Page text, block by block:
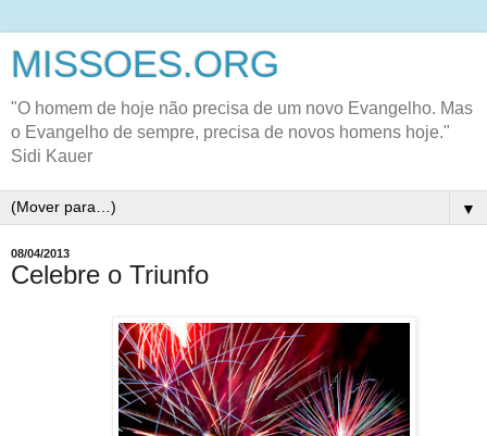
MISSOES.ORG
"O homem de hoje não precisa de um novo Evangelho. Mas
o Evangelho de sempre, precisa de novos homens hoje."
Sidi Kauer
▼
08/04/2013
Celebre o Triunfo